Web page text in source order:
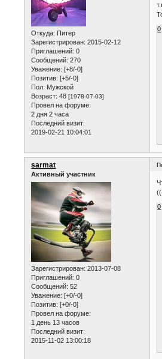
Откуда: Питер
Зарегистрирован: 2015-02-12
Приглашений: 0
Сообщений: 270
Уважение: [+8/-0]
Позитив: [+5/-0]
Пол: Мужской
Возраст: 48[1978-07-03]
Провел на форуме:
2 дня 2 часа
Последний визит:
2019-02-21 10:04:01
0
sarmat
Активный участник
Зарегистрирован: 2013-07-08
Приглашений: 0
Сообщений: 52
Уважение: [+0/-0]
Позитив: [+0/-0]
Провел на форуме:
1 день 13 часов
Последний визит:
2015-11-02 13:00:18
0